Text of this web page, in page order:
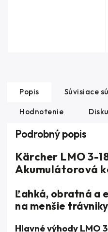
Popis Súvisiace
Hodnotenie
Podrobný popis
Kärcher LMO 3-
Akumulátorová
Ľahká, obratná a
na menšie trávniky
Hlavné výhody LMO